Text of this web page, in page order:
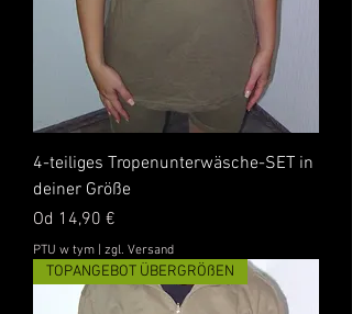
4-teiliges Tropenunterwäsche-SET in
deiner Größe
Od 14,90 €
Cena rabatowa
PTU w tym zgl. Versand
TOPANGEBOT ÜBERGRÖßEN